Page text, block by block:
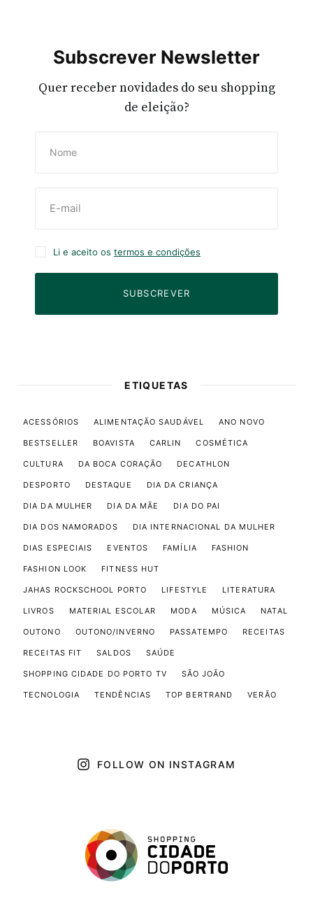
Subscrever Newsletter
Quer receber novidades do seu shopping
de eleição?
Li e aceito os termos e condições
SUBSCREVER
ETIQUETAS
ACESSÓRIOS ALIMENTAÇÃO SAUDÁVEL ANO NOVO
BESTSELLER BOAVISTA CARLIN COSMÉTICA
CULTURA DA BOCA CORAÇÃO DECATHLON
DESPORTO DESTAQUE DIA DA CRIANÇA
DIA DA MULHER DIA DA MÃE DIA DO PAI
DIA DOS NAMORADOS DIA INTERNACIONAL DA MULHER
DIAS ESPECIAIS EVENTOS FAMÍLIA FASHION
FASHION LOOK FITNESS HUT
JAHAS ROCKSCHOOL PORTO LIFESTYLE LITERATURA
LIVROS MATERIAL ESCOLAR MODA MÚSICA NATAL
OUTONO OUTONO/INVERNO PASSATEMPO RECEITAS
RECEITAS FIT SALDOS SAÚDE
SHOPPING CIDADE DO PORTO TV SÃO JOÃO
TECNOLOGIA TENDÊNCIAS TOP BERTRAND VERÃO
FOLLOW ON INSTAGRAM